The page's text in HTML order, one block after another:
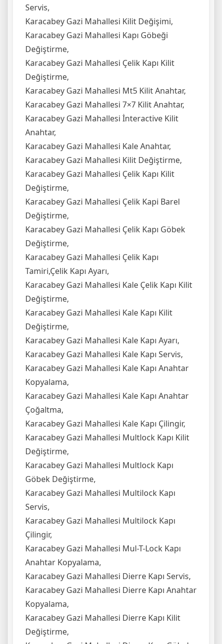
Servis,
Karacabey Gazi Mahallesi Kilit Değişimi,
Karacabey Gazi Mahallesi Kapı Göbeği
Değiştirme,
Karacabey Gazi Mahallesi Çelik Kapı Kilit
Değiştirme,
Karacabey Gazi Mahallesi Mt5 Kilit Anahtar,
Karacabey Gazi Mahallesi 7×7 Kilit Anahtar,
Karacabey Gazi Mahallesi İnteractive Kilit
Anahtar,
Karacabey Gazi Mahallesi Kale Anahtar,
Karacabey Gazi Mahallesi Kilit Değiştirme,
Karacabey Gazi Mahallesi Çelik Kapı Kilit
Değiştirme,
Karacabey Gazi Mahallesi Çelik Kapi Barel
Değiştirme,
Karacabey Gazi Mahallesi Çelik Kapı Göbek
Değiştirme,
Karacabey Gazi Mahallesi Çelik Kapı
Tamiri,Çelik Kapı Ayarı,
Karacabey Gazi Mahallesi Kale Çelik Kapı Kilit
Değiştirme,
Karacabey Gazi Mahallesi Kale Kapı Kilit
Değiştirme,
Karacabey Gazi Mahallesi Kale Kapı Ayarı,
Karacabey Gazi Mahallesi Kale Kapı Servis,
Karacabey Gazi Mahallesi Kale Kapı Anahtar
Kopyalama,
Karacabey Gazi Mahallesi Kale Kapı Anahtar
Çoğaltma,
Karacabey Gazi Mahallesi Kale Kapı Çilingir,
Karacabey Gazi Mahallesi Multlock Kapı Kilit
Değiştirme,
Karacabey Gazi Mahallesi Multlock Kapı
Göbek Değiştirme,
Karacabey Gazi Mahallesi Multilock Kapı
Servis,
Karacabey Gazi Mahallesi Multilock Kapı
Çilingir,
Karacabey Gazi Mahallesi Mul-T-Lock Kapı
Anahtar Kopyalama,
Karacabey Gazi Mahallesi Dierre Kapı Servis,
Karacabey Gazi Mahallesi Dierre Kapı Anahtar
Kopyalama,
Karacabey Gazi Mahallesi Dierre Kapı Kilit
Değiştirme,